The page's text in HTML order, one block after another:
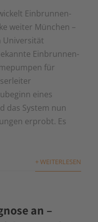
Einbrunnen-
weiter München –
Universität
Einbrunnen-
für
eines
das System nun
erprobt. Es
+ WEITERLESEN
an –